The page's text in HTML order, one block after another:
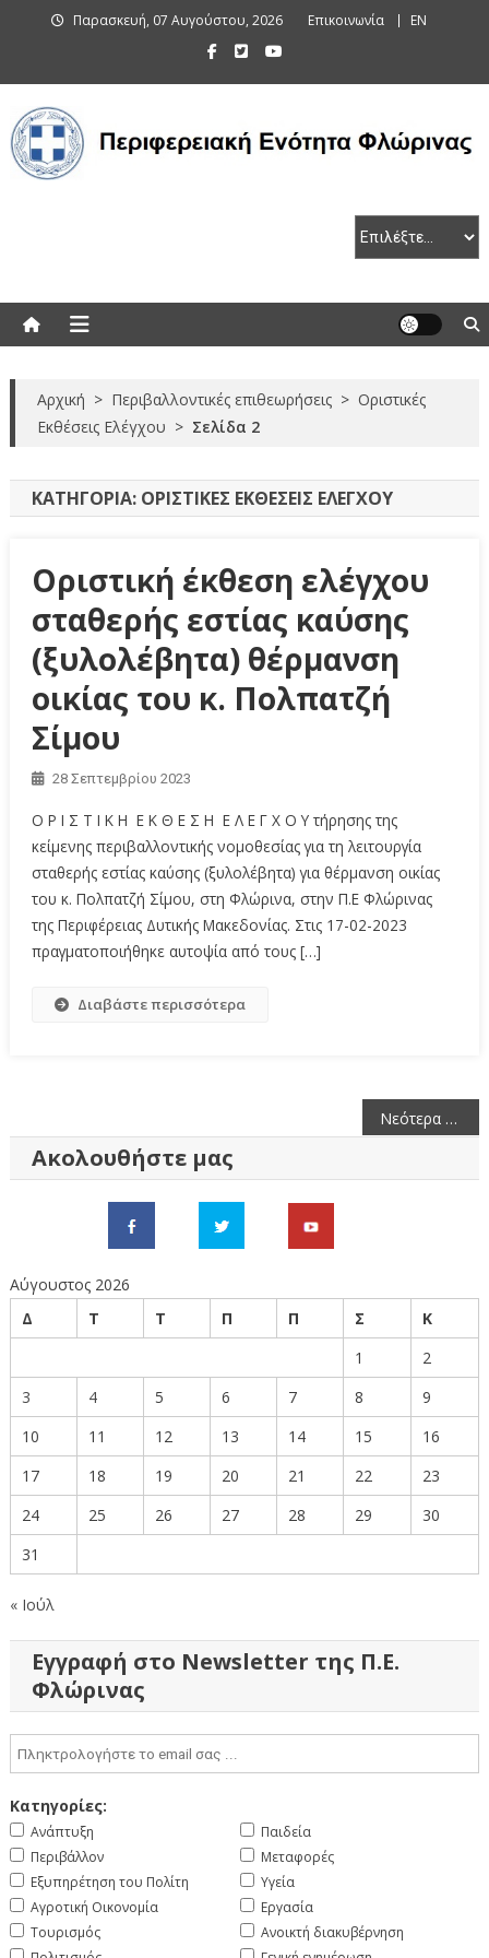
Παρασκευή, 07 Αυγούστου, 2026 Επικοινωνία EN
Αρχική > Περιβαλλοντικές επιθεωρήσεις > Οριστικές
Εκθέσεις Ελέγχου > Σελίδα 2
ΚΑΤΗΓΟΡΊΑ: ΟΡΙΣΤΙΚΈΣ ΕΚΘΈΣΕΙΣ ΕΛΈΓΧΟΥ
Οριστική έκθεση ελέγχου
σταθερής εστίας καύσης
(ξυλολέβητα) θέρμανση
οικίας του κ. Πολπατζή
Σίμου
28 Σεπτεμβρίου 2023
Ο Ρ Ι Σ Τ Ι Κ Η Ε Κ Θ Ε Σ Η Ε Λ Ε Γ Χ Ο Υ τήρησης της
κείμενης περιβαλλοντικής νομοθεσίας για τη λειτουργία
σταθερής εστίας καύσης (ξυλολέβητα) για θέρμανση οικίας
του κ. Πολπατζή Σίμου, στη Φλώρινα, στην Π.Ε Φλώρινας
της Περιφέρειας Δυτικής Μακεδονίας. Στις 17-02-2023
πραγματοποιήθηκε αυτοψία από τους […]
Διαβάστε περισσότερα
άρθρων
Νεότερα άρθρα
Ακολουθήστε μας
Αύγουστος 2026
Δ
Τ Τ Π Π Σ
Κ
1
2
3
4 5 6 7 8
9
10
11 12 13 14 15
16
17
18 19 20 21 22
23
24
25 26 27 28 29
30
31
« Ιούλ
Εγγραφή στο Newsletter της Π.Ε.
Φλώρινας
Κατηγορίες:
Ανάπτυξη
Περιβάλλον
Εξυπηρέτηση του Πολίτη
Αγροτική Οικονομία
Τουρισμός
Παιδεία
Μεταφορές
Υγεία
Εργασία
Ανοικτή διακυβέρνηση